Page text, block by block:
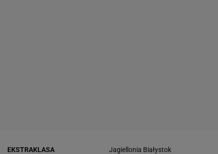
EKSTRAKLASA Jagiellonia Białystok